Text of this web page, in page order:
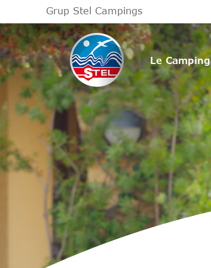
Grup Stel Campings
Le Camping